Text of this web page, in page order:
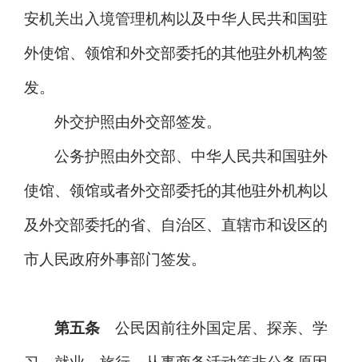
安机关出入境管理机构以及中华人民共和国驻
外使馆、领馆和外交部委托的其他驻外机构签
发。
外交护照由外交部签发。
公务护照由外交部、中华人民共和国驻外
使馆、领馆或者外交部委托的其他驻外机构以
及外交部委托的省、自治区、直辖市和设区的
市人民政府外事部门签发。
第五条 公民因前往外国定居、探亲、学